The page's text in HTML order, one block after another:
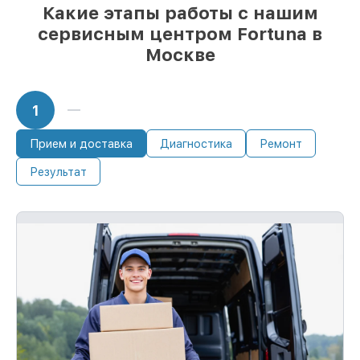
тот же день, если мастер начинает
работу сразу
Какие этапы работы с нашим
сервисным центром Fortuna в
Москве
1
Прием и доставка Диагностика Ремонт
Результат